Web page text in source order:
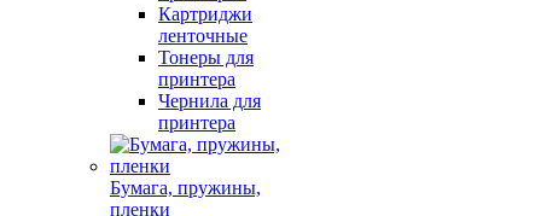
Картриджи
ленточные
Тонеры для
принтера
Чернила для
принтера
Бумага, пружины,
пленки